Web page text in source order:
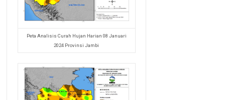
Peta Analisis Curah Hujan Harian 08 Januari
2024 Provinsi Jambi